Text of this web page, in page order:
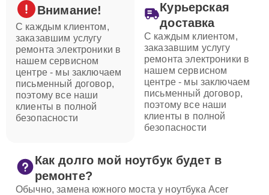
Внимание!
С каждым клиентом,
заказавшим услугу
ремонта электроники в
нашем сервисном
центре - мы заключаем
письменный договор,
поэтому все наши
клиенты в полной
безопасности
Курьерская
доставка
С каждым клиентом,
заказавшим услугу
ремонта электроники в
нашем сервисном
центре - мы заключаем
письменный договор,
поэтому все наши
клиенты в полной
безопасности
Как долго мой ноутбук будет в
ремонте?
Обычно, замена южного моста у ноутбука Acer